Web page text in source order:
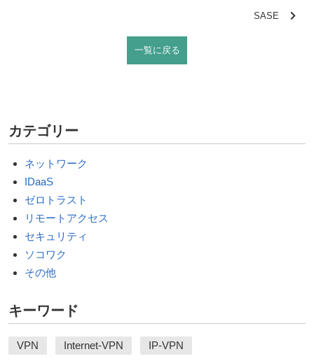
一覧に戻る
SASE
カテゴリー
ネットワーク
IDaaS
ゼロトラスト
リモートアクセス
セキュリティ
ソコワク
その他
キーワード
VPN Internet-VPN IP-VPN